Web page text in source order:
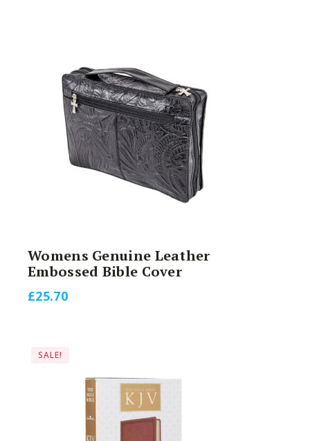
Womens Genuine Leather
Embossed Bible Cover
£25.70
SALE!